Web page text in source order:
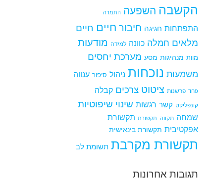
הקשבה השפעה התמדה
התפתחות חגיגה חיבור חיים חיים
מלאים חמלה כוונה למידה מודעות
מוות מנהיגות מסע מערכת יחסים
משמעות נוכחות ניהול סיפור ענווה
פחד פרשנות ציטוט צרכים קבלה
קונפליקט קשר רגשות שינוי שיפוטיות
שמחה תקווה תקשורת תקשורת
אפקטיבית תקשורת בינאישית
תקשורת מקרבת תשומת לב
תגובות אחרונות